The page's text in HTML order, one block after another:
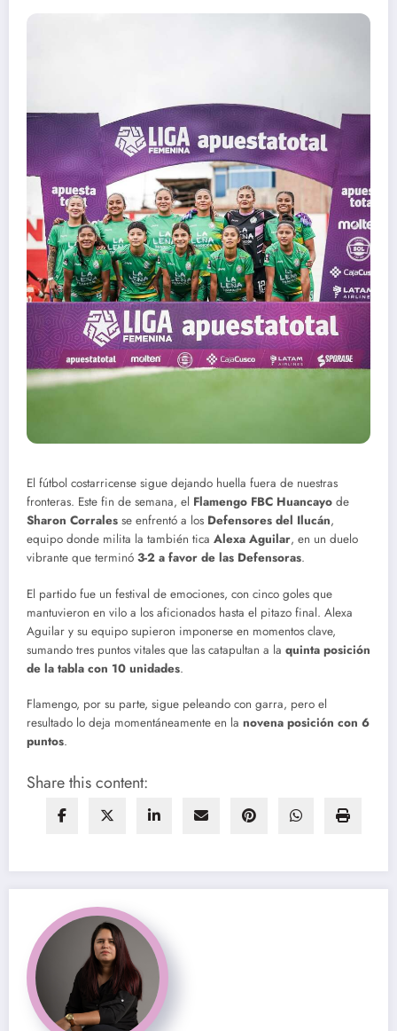
El fútbol costarricense sigue dejando huella fuera de nuestras
fronteras. Este fin de semana, el Flamengo FBC Huancayo de
Sharon Corrales se enfrentó a los Defensores del Ilucán,
equipo donde milita la también tica Alexa Aguilar, en un duelo
vibrante que terminó 3-2 a favor de las Defensoras.
El partido fue un festival de emociones, con cinco goles que
mantuvieron en vilo a los aficionados hasta el pitazo final. Alexa
Aguilar y su equipo supieron imponerse en momentos clave,
sumando tres puntos vitales que las catapultan a la quinta posición
de la tabla con 10 unidades.
Flamengo, por su parte, sigue peleando con garra, pero el
resultado lo deja momentáneamente en la novena posición con 6
puntos.
Share this content: